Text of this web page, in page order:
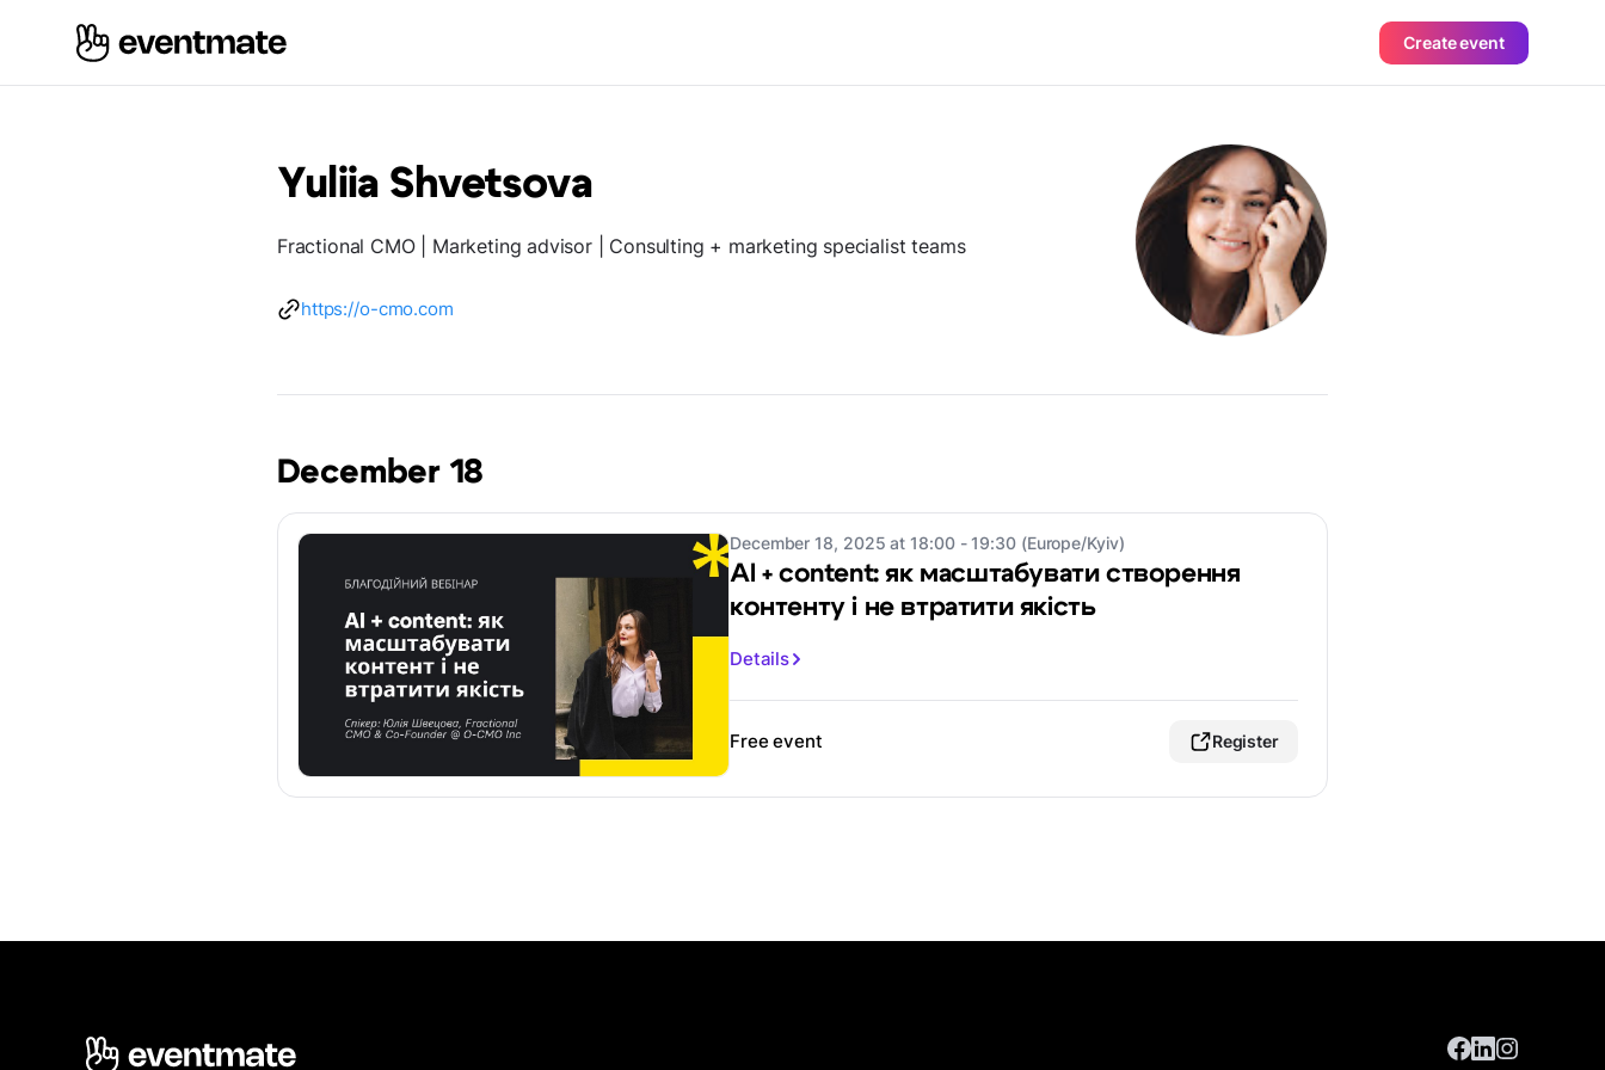
Create event
Yuliia Shvetsova
Fractional CMO | Marketing advisor | Consulting + marketing specialist teams
https://o-cmo.com
December 18
December 18, 2025 at 18:00 - 19:30 (Europe/Kyiv)
AI + content: як масштабувати створення
контенту і не втратити якість
Details
Free event Register